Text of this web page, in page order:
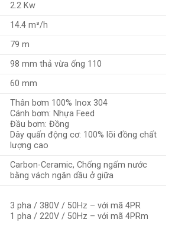
2.2 Kw
14.4 m³/h
79 m
98 mm thả vừa ống 110
60 mm
Thân bơm 100% Inox 304
Cánh bơm: Nhựa Feed
Đầu bơm: Đồng
Dây quấn động cơ: 100% lõi đồng chất
lượng cao
Carbon-Ceramic, Chống ngấm nước
bằng vách ngăn dầu ở giữa
3 pha / 380V / 50Hz – với mã 4PR
1 pha / 220V / 50Hz – với mã 4PRm